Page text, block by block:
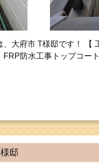
、大府市 T様邸です！ 【
FRP防水工事トップコー
邸